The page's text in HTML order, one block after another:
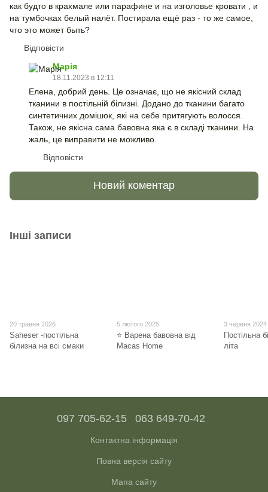
как будто в крахмале или парафине и на изголовье кровати , и
на тумбочках белый налёт. Постирала ещё раз - то же самое,
что это может быть?
Відповісти
Марія
18.11.2023 в 12:11
Елена, добрий день. Це означає, що не якісний склад
тканини в постільній білизні. Додано до тканини багато
синтетичних домішок, які на себе притягують волосся.
Також, не якісна сама бавовна яка є в складі тканини. На
жаль, це виправити не можливо.
Відповісти
Новий коментар
Інші записи
20 травня 2026
Saheser -постільна
білизна на всі смаки
5 лютого 2025
⭐ Варена бавовна від
Macas Home
3 червня 2024
Постільна
літа
097 705-62-15 063 649-70-42
Контактна інформація
Повна версія сайту
Мапа сайту